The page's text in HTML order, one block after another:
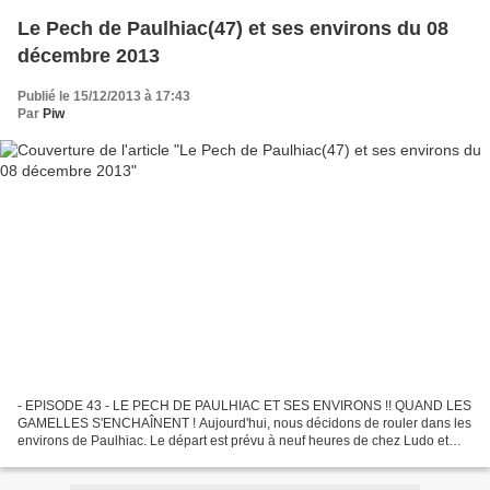
Le Pech de Paulhiac(47) et ses environs du 08
décembre 2013
Publié le 15/12/2013 à 17:43
Par Piw
- EPISODE 43 - LE PECH DE PAULHIAC ET SES ENVIRONS !! QUAND LES
GAMELLES S'ENCHAÎNENT ! Aujourd'hui, nous décidons de rouler dans les
environs de Paulhiac. Le départ est prévu à neuf heures de chez Ludo et